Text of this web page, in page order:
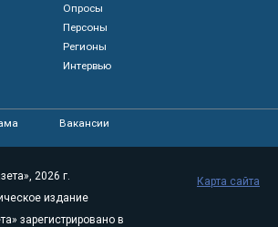
Опросы
Персоны
Регионы
Интервью
Вакансии
2026 г.
издание
зарегистрировано в
Карта сайта